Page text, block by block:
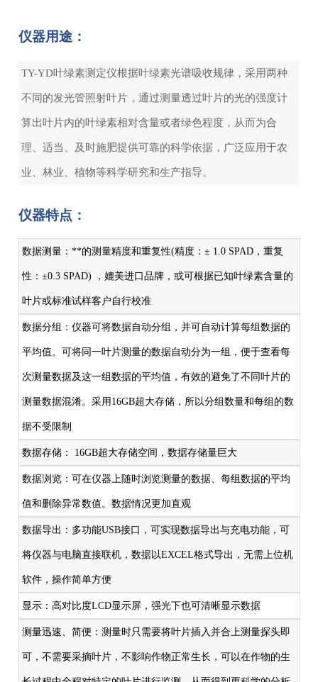
仪器用途：
TY-YD叶绿素测定仪根据叶绿素光谱吸收规律，采用两种
不同的发光管照射叶片，通过测量透过叶片的光的强度计
算出叶片内的叶绿素相对含量或者绿色程度，从而为合
理、适当、及时施肥提供可靠的科学依据，广泛应用于农
业、林业、植物等科学研究和生产指导。
仪器特点：
数据测量：**的测量精度和重复性(精度：± 1.0 SPAD，重复
性：±0.3 SPAD) ，媲美进口品牌，或可根据已知叶绿素含量的
叶片或标准试样客户自行校准
数据分组：仪器可将数据自动分组，并可自动计算每组数据的
平均值。可将同一叶片测量的数据自动分为一组，便于查看每
次测量数据及这一组数据的平均值，有效的避免了不同叶片的
测量数据混淆。采用16GB超大存储，所以分组数量和每组的数
据不受限制
数据存储： 16GB超大存储空间，数据存储量巨大
数据浏览：可在仪器上随时浏览测量的数据、每组数据的平均
值和删除异常数值。数据情况更加直观
数据导出：多功能USB接口，可实现数据导出与充电功能，可
将仪器与电脑直接联机，数据以EXCEL格式导出，无需上位机
软件，操作简单方便
显示：高对比度LCD显示屏，强光下也可清晰显示数据
测量迅速、简便：测量时只需要将叶片插入并合上测量探头即
可，不需要采摘叶片，不影响作物正常生长，可以在作物的生